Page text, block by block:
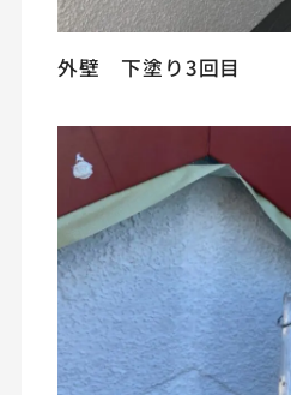
外壁 下塗り3回目